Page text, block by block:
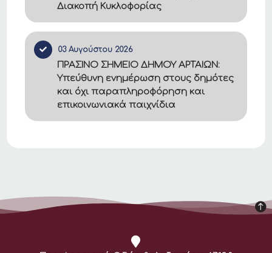
Διακοπή Κυκλοφορίας
03 Αυγούστου 2026
ΠΡΑΣΙΝΟ ΣΗΜΕΙΟ ΔΗΜΟΥ ΑΡΤΑΙΩΝ:
Υπεύθυνη ενημέρωση στους δημότες
και όχι παραπληροφόρηση και
επικοινωνιακά παιχνίδια